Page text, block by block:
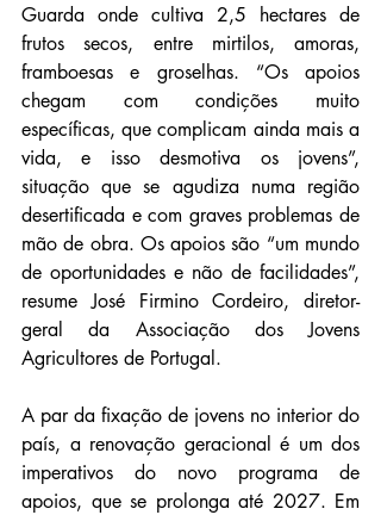
Guarda onde cultiva 2,5 hectares de
frutos secos, entre mirtilos, amoras,
framboesas e groselhas. “Os apoios
chegam com condições muito
específicas, que complicam ainda mais a
vida, e isso desmotiva os jovens”,
situação que se agudiza numa região
desertificada e com graves problemas de
mão de obra. Os apoios são “um mundo
de oportunidades e não de facilidades”,
resume José Firmino Cordeiro, diretor-
geral da Associação dos Jovens
Agricultores de Portugal.
A par da fixação de jovens no interior do
país, a renovação geracional é um dos
imperativos do novo programa de
apoios, que se prolonga até 2027. Em